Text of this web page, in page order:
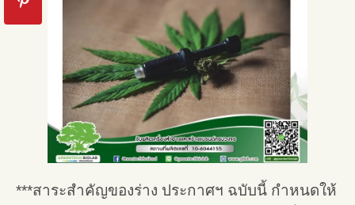
***สาระสำคัญของร่าง ประกาศฯ ฉบับนี้ กำหนดให้